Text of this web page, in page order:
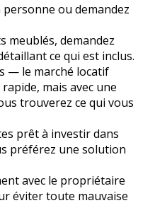
ou demandez
meublés, demandez
ce qui est inclus.
— le marché locatif
mais avec une
trouverez ce qui vous
prêt à investir dans
préférez une solution
avec le propriétaire
éviter toute mauvaise